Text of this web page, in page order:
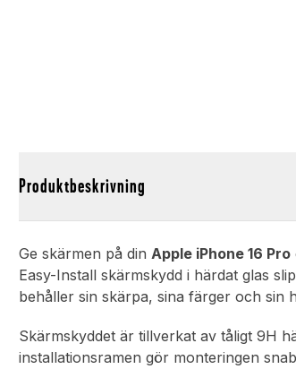
Produktbeskrivning
Ge skärmen på dinApple iPhone 16 Pro
Easy-Install skärmskydd i härdat glas
behåller sin skärpa, sina färger och sin
Skärmskyddet är tillverkat av tåligt 9H
installationsramen gör monteringen